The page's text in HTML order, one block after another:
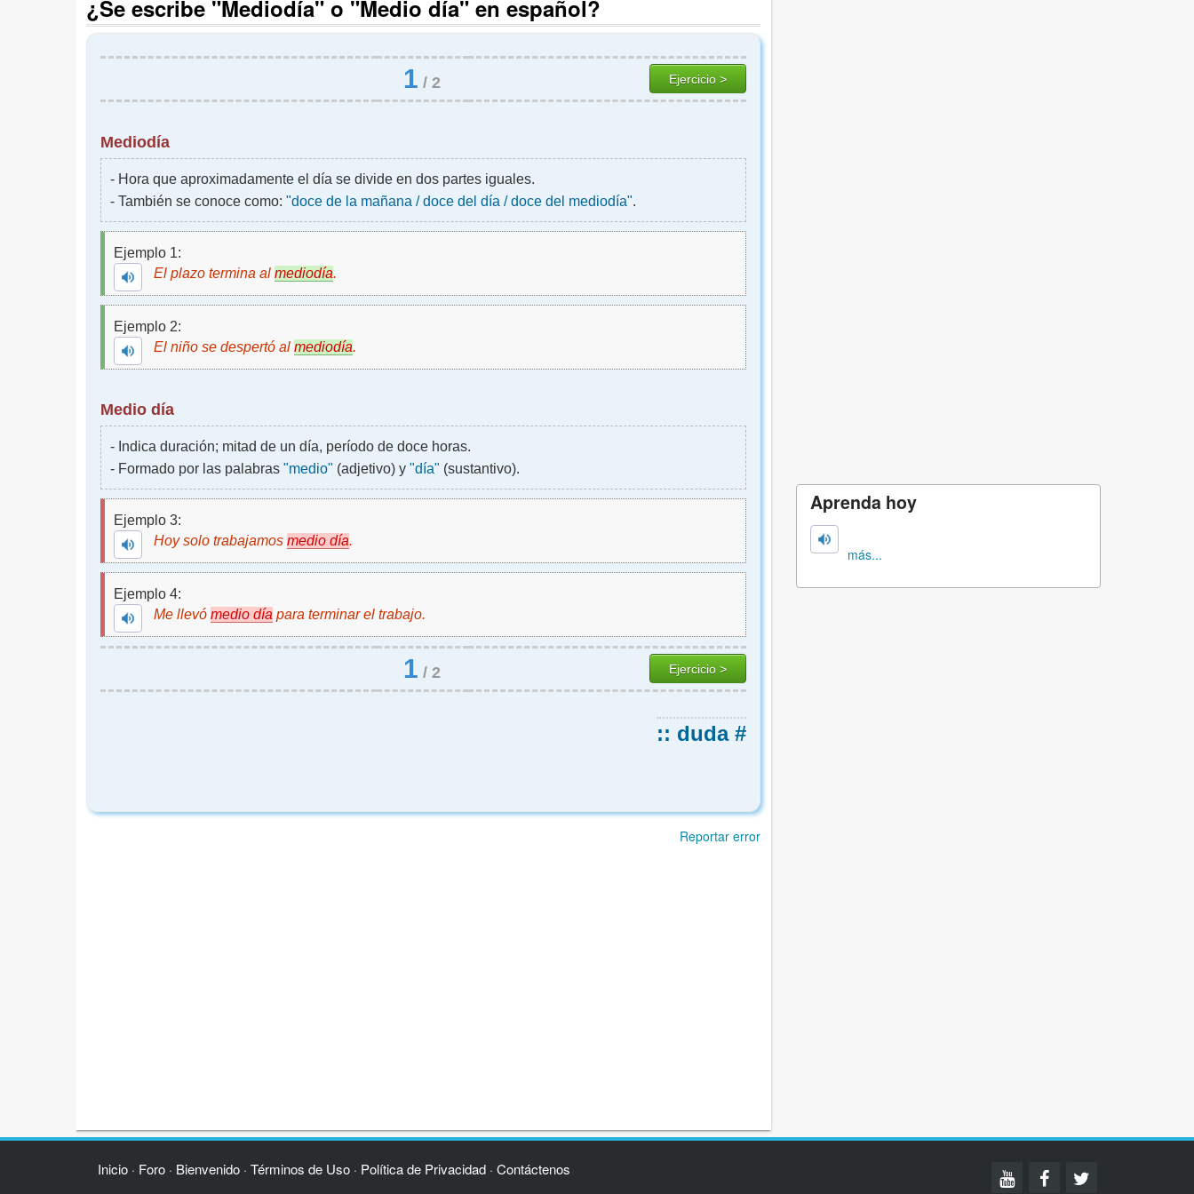
¿Se escribe "Mediodía" o "Medio día" en español?
1 / 2 Ejercicio >
Mediodía
- Hora que aproximadamente el día se divide en dos partes iguales.
- También se conoce como: "doce de la mañana / doce del día / doce del mediodía".
Ejemplo 1:
El plazo termina al mediodía.
Ejemplo 2:
El niño se despertó al mediodía.
Medio día
- Indica duración; mitad de un día, período de doce horas.
- Formado por las palabras "medio" (adjetivo) y "día" (sustantivo).
Ejemplo 3:
Hoy solo trabajamos medio día.
Ejemplo 4:
Me llevó medio día para terminar el trabajo.
1 / 2 Ejercicio >
:: duda #
Reportar error
Aprenda hoy
más...
Inicio· Foro· Bienvenido· Términos de Uso· Política de Privacidad· Contáctenos